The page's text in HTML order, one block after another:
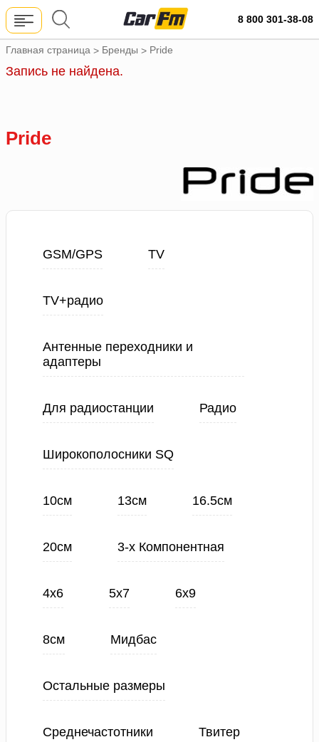
8 800 301-38-08
Главная страница > Бренды > Pride
Запись не найдена.
Pride
GSM/GPS TV
TV+радио
Антенные переходники и
адаптеры
Для радиостанции Радио
Широкополосники SQ
10см 13см 16.5см
20см 3-х Компонентная
4х6 5х7 6х9
8см Мидбас
Остальные размеры
Среднечастотники Твитер